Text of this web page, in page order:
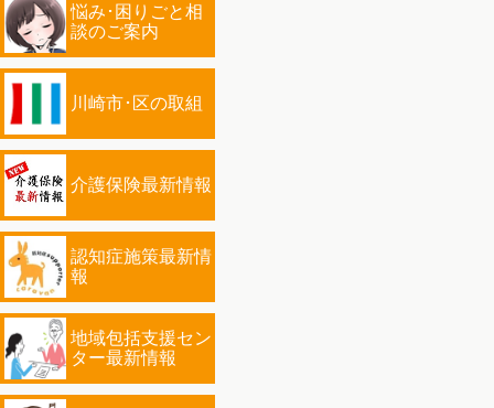
悩み･困りごと相
談のご案内
川崎市･区の取組
介護保険最新情報
認知症施策最新情
報
地域包括支援セン
ター最新情報